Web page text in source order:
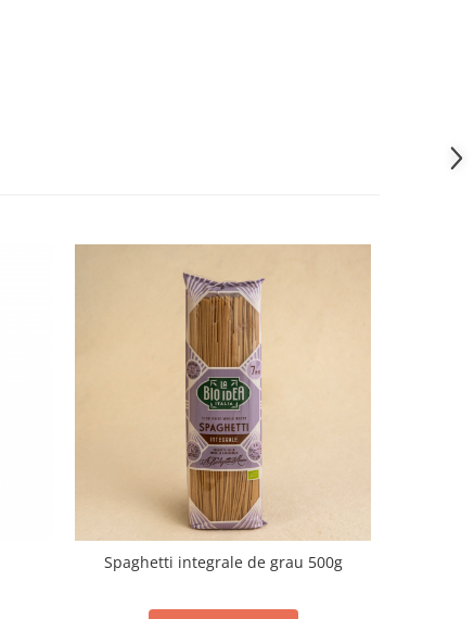
Spaghetti integrale de grau 500g